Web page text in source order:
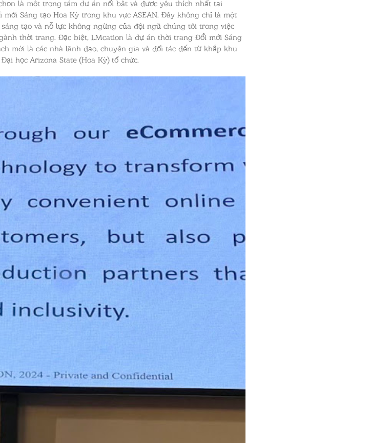
là một trong tám dự án nổi bật và được yêu thích nhất tại
Sáng tạo Hoa Kỳ trong khu vực ASEAN. Đây không chỉ là một
tạo và nỗ lực không ngừng của đội ngũ chúng tôi trong việc
thời trang. Đặc biệt, LMcation là dự án thời trang Đổi mới Sáng
mời là các nhà lãnh đạo, chuyên gia và đối tác đến từ khắp khu
học Arizona State (Hoa Kỳ) tổ chức.